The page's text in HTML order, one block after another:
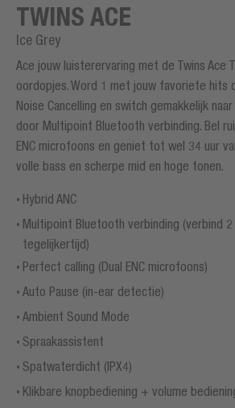
TWINS ACE
Ice Grey
Ace jouw luisterervaring met de Twins Ace
oordopjes. Word 1 met jouw favoriete hits
Noise Cancelling en switch gemakkelijk
door Multipoint Bluetooth verbinding. Bel
ENC microfoons en geniet tot wel 34 uur
volle bass en scherpe mid en hoge tonen.
Hybrid ANC
Multipoint Bluetooth verbinding (verbind
tegelijkertijd)
Perfect calling (Dual ENC microfoons)
Auto Pause (in-ear detectie)
Ambient Sound Mode
Spraakassistent
Spatwaterdicht (IPX4)
Klikbare knopbediening + volume